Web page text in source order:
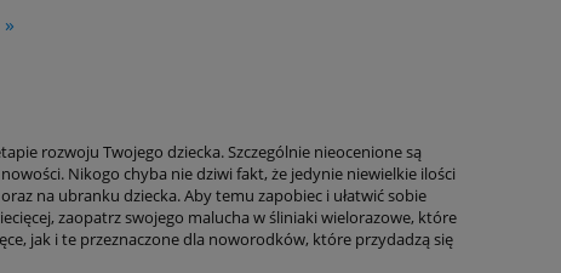
»
rozwoju Twojego dziecka. Szczególnie nieocenione są
Nikogo chyba nie dziwi fakt, że jedynie niewielkie ilości
na ubranku dziecka. Aby temu zapobiec i ułatwić sobie
zaopatrz swojego malucha w śliniaki wielorazowe, które
jak i te przeznaczone dla noworodków, które przydadzą się